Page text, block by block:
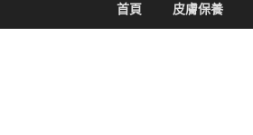
首頁 皮膚保養